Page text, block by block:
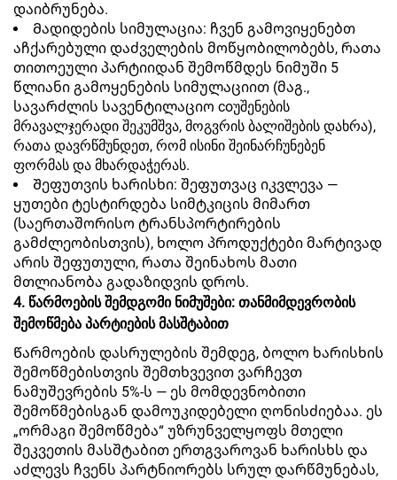
დაიბრუნება.
Მადიდების სიმულაცია: ჩვენ გამოვიყენებთ
აჩქარებული დაძველების მოწყობილობებს, რათა
თითოეული პარტიიდან შემოწმდეს ნიმუში 5
წლიანი გამოყენების სიმულაციით (მაგ.,
სავარძლის სავენტილაციო coუშენების
მრავალჯერადი შეკუმშვა, მოგვრის ბალიშების დახრა),
რათა დავრწმუნდეთ, რომ ისინი შეინარჩუნებენ
ფორმას და მხარდაჭერას.
Შეფუთვის ხარისხი: შეფუთვაც იკვლევა —
ყუთები ტესტირდება სიმტკიცის მიმართ
(საერთაშორისო ტრანსპორტირების
გამძლეობისთვის), ხოლო პროდუქტები მარტივად
არის შეფუთული, რათა შეინახოს მათი
მთლიანობა გადაზიდვის დროს.
4. წარმოების შემდგომი ნიმუშები: თანმიმდევრობის
შემოწმება პარტიების მასშტაბით
Წარმოების დასრულების შემდეგ, ბოლო ხარისხის
შემოწმებისთვის შემთხვევით ვარჩევთ
ნამუშევრების 5%-ს — ეს მომდევნობითი
შემოწმებისგან დამოუკიდებელი ღონისძიებაა. ეს
„ორმაგი შემოწმება“ უზრუნველყოფს მთელი
შეკვეთის მასშტაბით ერთგვაროვან ხარისხს და
აძლევს ჩვენს პარტნიორებს სრულ დარწმუნებას,